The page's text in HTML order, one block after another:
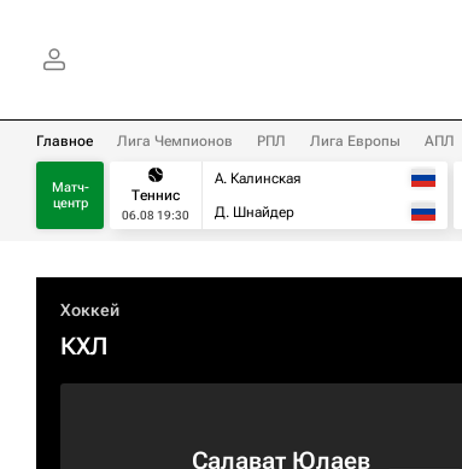
Главное Лига Чемпионов РПЛ Лига Европы АПЛ
Матч-
центр
Теннис
06.08 19:30
А. Калинская
Д. Шнайдер
Хоккей
КХЛ
Салават Юлаев